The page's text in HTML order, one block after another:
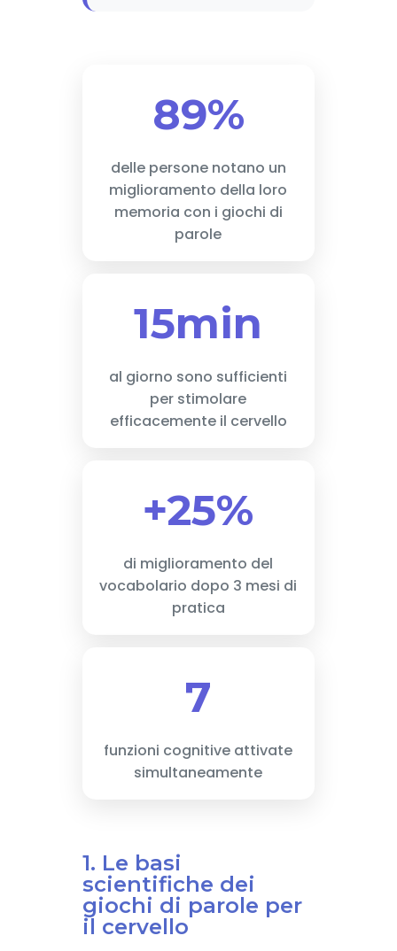
89%
delle persone notano un
miglioramento della loro
memoria con i giochi di
parole
15min
al giorno sono sufficienti
per stimolare
efficacemente il cervello
+25%
di miglioramento del
vocabolario dopo 3 mesi di
pratica
7
funzioni cognitive attivate
simultaneamente
1. Le basi
scientifiche dei
giochi di parole per
il cervello